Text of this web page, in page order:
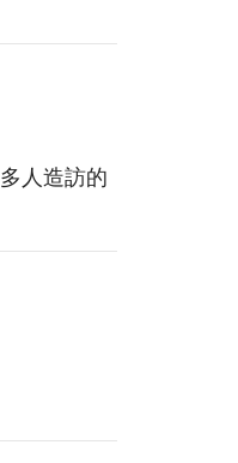
人造訪的